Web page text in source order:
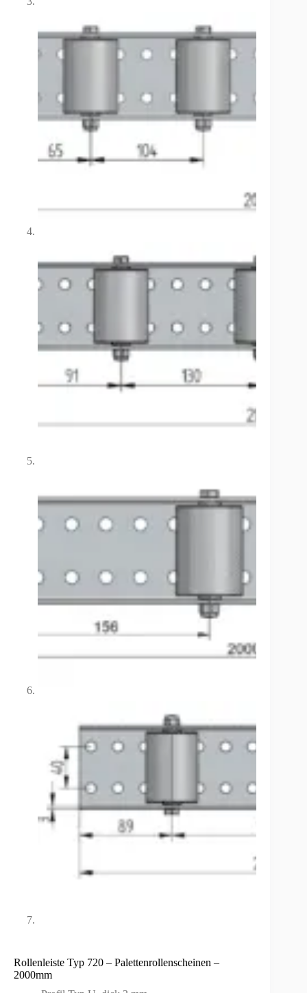
Rollenleiste Typ 720 – Palettenrollenscheinen –
2000mm